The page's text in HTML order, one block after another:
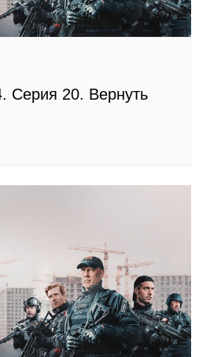
Серия 20. Вернуть